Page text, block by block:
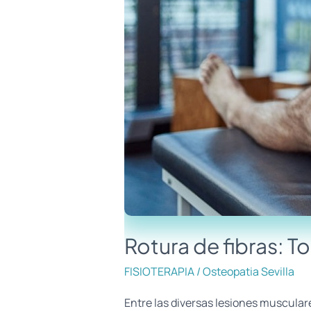
Rotura de fibras:
FISIOTERAPIA/Osteopatia Sevilla
Entre las diversas lesiones